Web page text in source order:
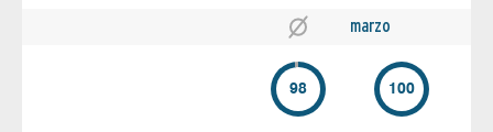
marzo
98 100